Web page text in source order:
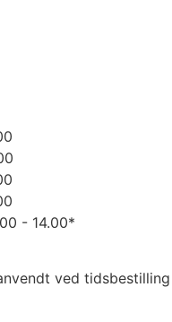
- 14.00*
ved tidsbestilling